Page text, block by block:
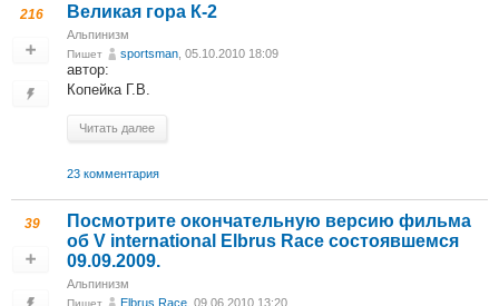
216 Великая гора К-2
Альпинизм
Пишет sportsman , 05.10.2010 18:09
автор:
Копейка Г.В.
Читать далее
23 комментария
39
Посмотрите окончательную версию фильма
об V international Elbrus Race состоявшемся
09.09.2009.
Альпинизм
Пишет Elbrus Race , 09.06.2010 13:20